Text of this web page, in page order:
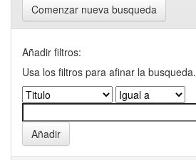
Comenzar nueva busqueda
Añadir filtros:
Usa los filtros para afinar la busqueda.